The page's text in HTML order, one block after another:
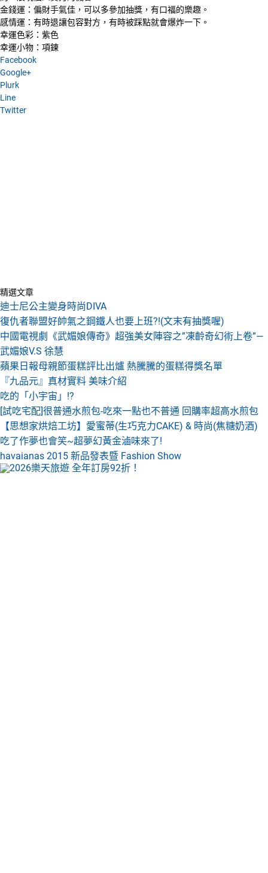
金錢運：偏財手氣佳，可以多參加抽獎，有口福的樂趣。
感情運：有時退讓包容對方，有時被踩點就會爆炸一下。
幸運色彩：紫色
幸運小物：項鍊
Facebook
Google+
Plurk
Line
Twitter
精選文章
迪士尼公主變身時尚DIVA
復仇者聯盟好帥氣之鋼鐵人也要上班?!(文末有抽獎喔)
中國電視劇《武媚娘傳奇》超強美女陣容之”凍齡奇幻術上卷”—
武媚娘V.S 徐慧
蘋果日報母親節蛋糕評比出爐 熱騰騰的蛋糕得獎名單
『九品元』真材實料 美味介紹
吃的「小宇宙」!?
[試吃宅配]很普通水煎包-吃來一點也不普通 回購率超高水煎包
【思想家烘焙工坊】愛蜜蒂(生巧克力CAKE) & 時尚(焦糖奶酒)
吃了作夢也會笑~超夢幻黃金滷味來了!
havaianas 2015 新品發表暨 Fashion Show